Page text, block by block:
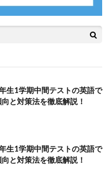
生1学期中間テストの英語で
と対策法を徹底解説！
生1学期中間テストの英語で
と対策法を徹底解説！